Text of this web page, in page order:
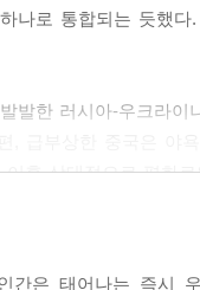
나로 통합되는 듯했
발한 러시아-우크라
후 상대적으로 평화
간은 태어나는 즉시